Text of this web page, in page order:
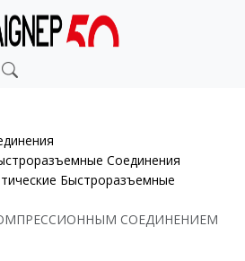
Войти
Соединения
Быстроразъемные
СОЕДИНЕНИЕМ